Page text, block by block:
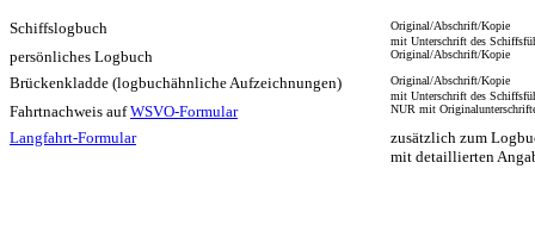
Schiffslogbuch
Original/Abschrift/Kopie
mit Unterschrift des
persönliches Logbuch Original/Abschrift/Kopie
Brückenkladde (logbuchähnliche Aufzeichnungen)
Original/Abschrift/Kopie
mit Unterschrift des
Fahrtnachweis aufWSVO-Formular NUR mit
Langfahrt-Formular
zusätzlich zum
mit detaillierten